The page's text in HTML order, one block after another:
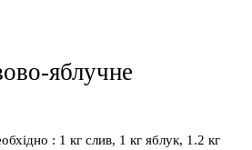
яблучне
: 1 кг слив, 1 кг яблук, 1.2 кг